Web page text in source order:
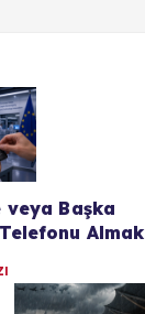
veya Başka
Almak
Bekleyin